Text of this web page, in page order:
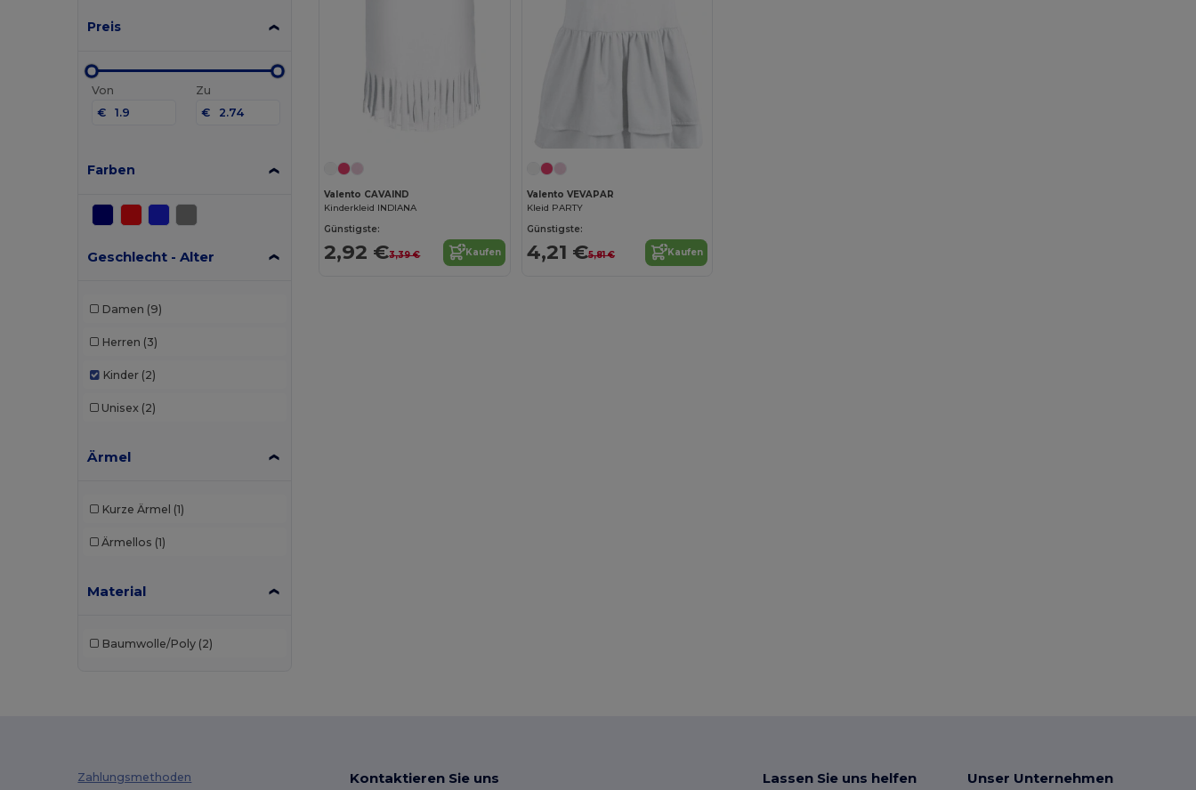
Preis
Von
€
Zu
€
Farben
Geschlecht - Alter
Damen (9)
Herren (3)
Kinder (2)
Unisex (2)
Ärmel
Kurze Ärmel (1)
Ärmellos (1)
Material
Baumwolle/Poly (2)
Valento CAVAIND
Kinderkleid INDIANA
Günstigste:
2,92 €3,39 € Kaufen
Valento VEVAPAR
Kleid PARTY
Günstigste:
4,21 €5,81 € Kaufen
Zahlungsmethoden Kontaktieren Sie uns Lassen Sie uns helfen Unser Unternehmen